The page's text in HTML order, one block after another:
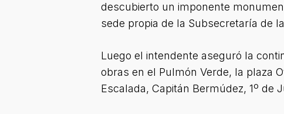
descubierto un imponente
sede propia de la Subsecretaría de
Luego el intendente aseguró la
obras en el Pulmón Verde, la plaza
Escalada, Capitán Bermúdez, 1º de